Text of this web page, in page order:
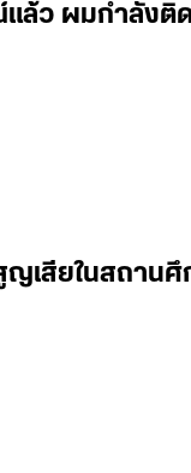
ล้ว ผมกำลังติ
ญเสียในสถาน